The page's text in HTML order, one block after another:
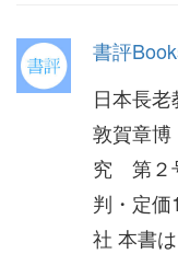
書評
日本長
敦賀章
究 第２
判・定
社 本書